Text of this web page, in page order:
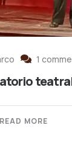
1
READ MORE